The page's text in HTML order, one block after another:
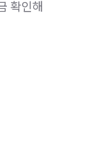
확인해